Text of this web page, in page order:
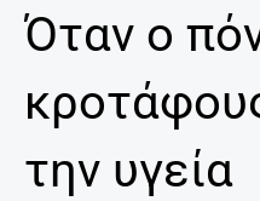
Όταν ο
την υγεία